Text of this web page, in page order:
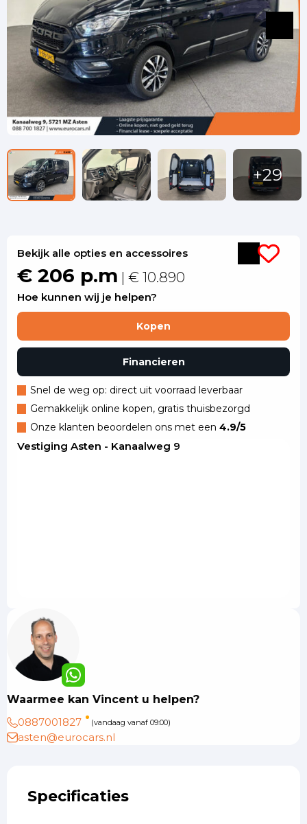
Bekijk alle opties en accessoires
€ 206 p.m | € 10.890
Hoe kunnen wij je helpen?
Kopen
Financieren
Snel de weg op: direct uit voorraad leverbaar
Gemakkelijk online kopen, gratis thuisbezorgd
Onze klanten beoordelen ons met een 4.9/5
Vestiging Asten - Kanaalweg 9
Waarmee kan Vincent u helpen?
0887001827
(vandaag vanaf 09:00)
asten@eurocars.nl
Specificaties